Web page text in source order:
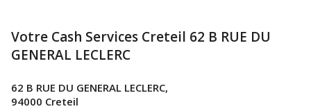
Votre Cash Services Creteil 62 B RUE DU
GENERAL LECLERC
62 B RUE DU GENERAL LECLERC,
94000 Creteil